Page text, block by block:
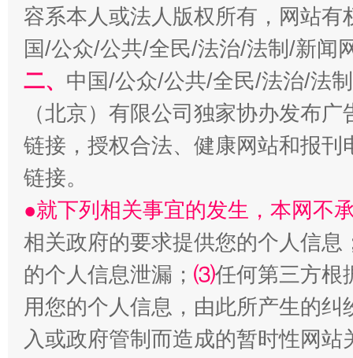
阿坝州三大球赛在茂县开幕 规模
国家大学科技园优化重塑工作
容系本人或法人版权所有，网站
国/公众/公共/全民/法治/法制/新闻
二、 中国/公众/公共/全民/法治/法
（北京）有限公司独家协办发布
链接，授权合法、健康网站和报
链接。
●就下列相关事宜的发生，本网不
相关政府的要求提供您的个人信息
的个人信息泄漏； ⑶任何第三方根
用您的个人信息，由此所产生的纠
入或政府管制而造成的暂时性网